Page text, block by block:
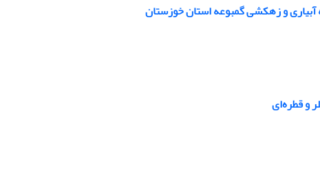
و زهکشی گمبوعه استان خوزستان
و قطره‌ای